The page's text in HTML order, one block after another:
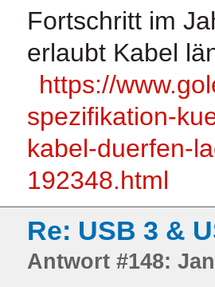
Fortschritt im
erlaubt Kabel
https://
spezifikation-
kabel-duerfen-
192348.html
Re: USB 3 &
Antwort #148: